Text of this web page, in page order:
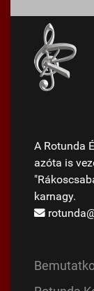
A Rotunda
azóta is
karnagy.